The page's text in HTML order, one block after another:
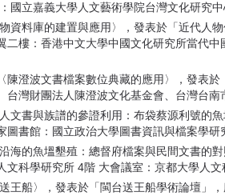
國立嘉義大學人文藝術學院台灣文化研究
資料庫的建置與應用〉，發表於「近代人
二樓：香港中文大學中國文化研究所當代
陳澄波文書檔案數位典藏的應用〉，發表
台灣財團法人陳澄波文化基金會、台灣台
文書與族譜的參證利用：布袋蔡源利號的
圖書館：國立政治大學圖書資訊與檔案學研
海的魚塭墾殖：總督府檔案與民間文書的
文科學研究所 4階 大會議室：京都大學人
王船〉，發表於「閩台送王船學術論壇」